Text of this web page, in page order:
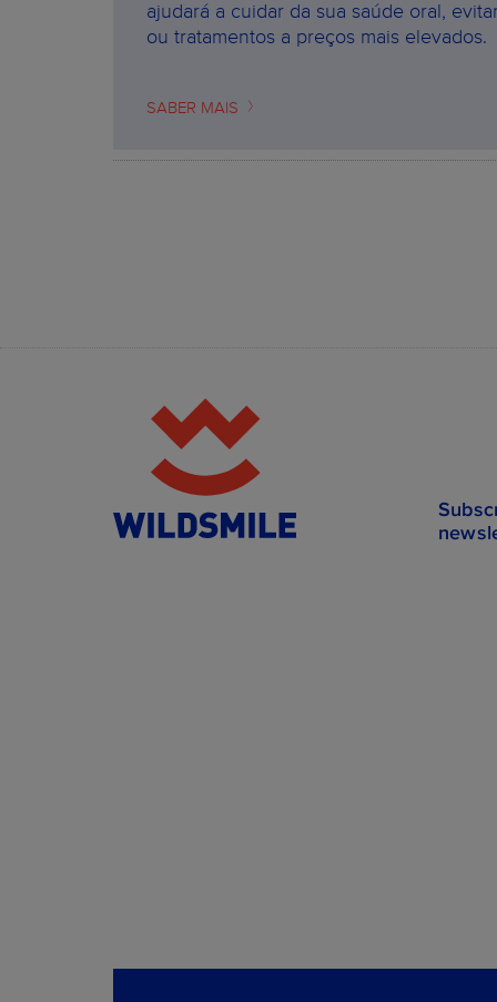
ajudará a cuidar da sua saúde oral,
ou tratamentos a preços mais elevados.
SABER MAIS